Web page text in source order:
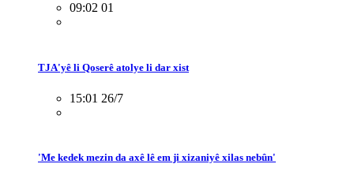
09:02 01
TJA'yê li Qoserê atolye li dar xist
15:01 26/7
'Me kedek mezin da axê lê em ji xizaniyê xilas nebûn'